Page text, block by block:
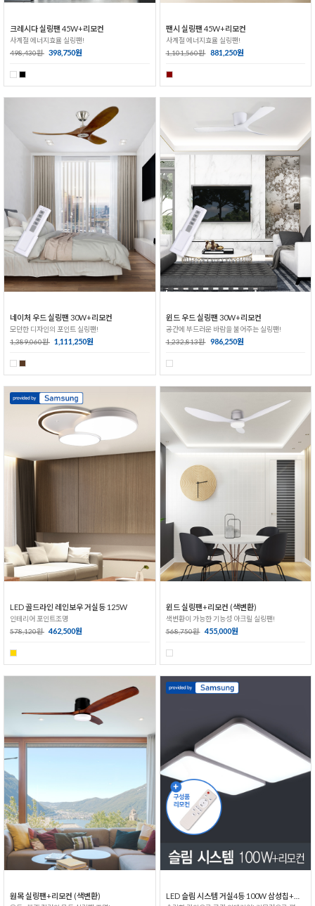
크레시다 실링팬 45W+리모컨
사계절 에너지효율 실링팬!
498,430원 398,750원
팬시 실링팬 45W+리모컨
사계절 에너지효율 실링팬!
1,101,560원 881,250원
네이처 우드 실링팬 30W+리모컨
모던한 디자인의 포인트 실링팬!
1,389,060원 1,111,250원
윈드 우드 실링팬 30W+리모컨
공간에 부드러운 바람을 불어주는 실링팬!
1,232,813원 986,250원
LED 골드라인 레인보우 거실등 125W
인테리어 포인트조명
578,120원 462,500원
윈드 실링팬+리모컨 (색변환)
색변환이 가능한 기능성 아크릴 실링팬!
568,750원 455,000원
원목 실링팬+리모컨 (색변환) LED 슬림 시스템 거실4등 100W 삼성칩+리모컨